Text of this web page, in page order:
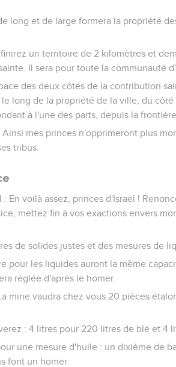
long et de large formera la propriété
un territoire de 2 kilomètres et
Il sera pour toute la communauté
des deux côtés de la contribution
long de la propriété de la ville, du côté
à l'une des parts, depuis la
Ainsi mes princes n'opprimeront plus
tribus.
En voilà assez, princes d'Israël !
mettez fin à vos exactions envers
de solides justes et des mesures de
pour les liquides auront la même
réglée d'après le homer.
mine vaudra chez vous 20 pièces
: 4 litres pour 220 litres de blé et 4
une mesure d'huile : un dixième de
font un homer.